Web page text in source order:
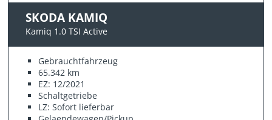
SKODA KAMIQ
Kamiq 1.0 TSI Active
Gebrauchtfahrzeug
65.342 km
EZ: 12/2021
Schaltgetriebe
LZ: Sofort lieferbar